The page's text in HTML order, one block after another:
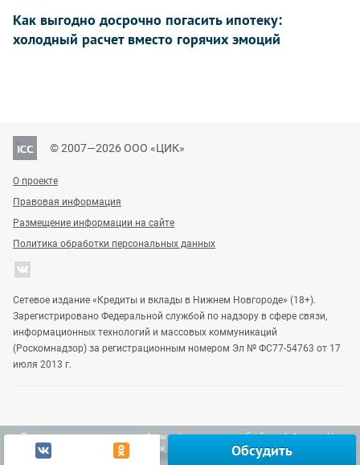
Продолжая использовать наш сайт, вы даёте согласие на обработку файлов cookie,
включая использование Яндекс.Метрики, в целях улучшения работы сайта.
Обсудить
Как выгодно досрочно погасить ипотеку:
холодный расчет вместо горячих эмоций
© 2007—2026 ООО «ЦИК»
О проекте
Правовая информация
Размещение информации на сайте
Политика обработки персональных данных
Сетевое издание «Кредиты и вклады в Нижнем Новгороде» (18+).
Зарегистрировано Федеральной службой по надзору в сфере связи,
информационных технологий и массовых коммуникаций
(Роскомнадзор) за регистрационным номером Эл № ФС77-54763 от 17
июля 2013 г.
Vgoroden DomostroyNN Gipernn